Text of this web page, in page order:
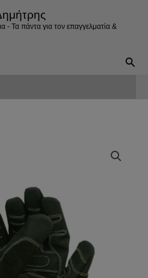
- Τα πάντα για τον επαγγελματία &